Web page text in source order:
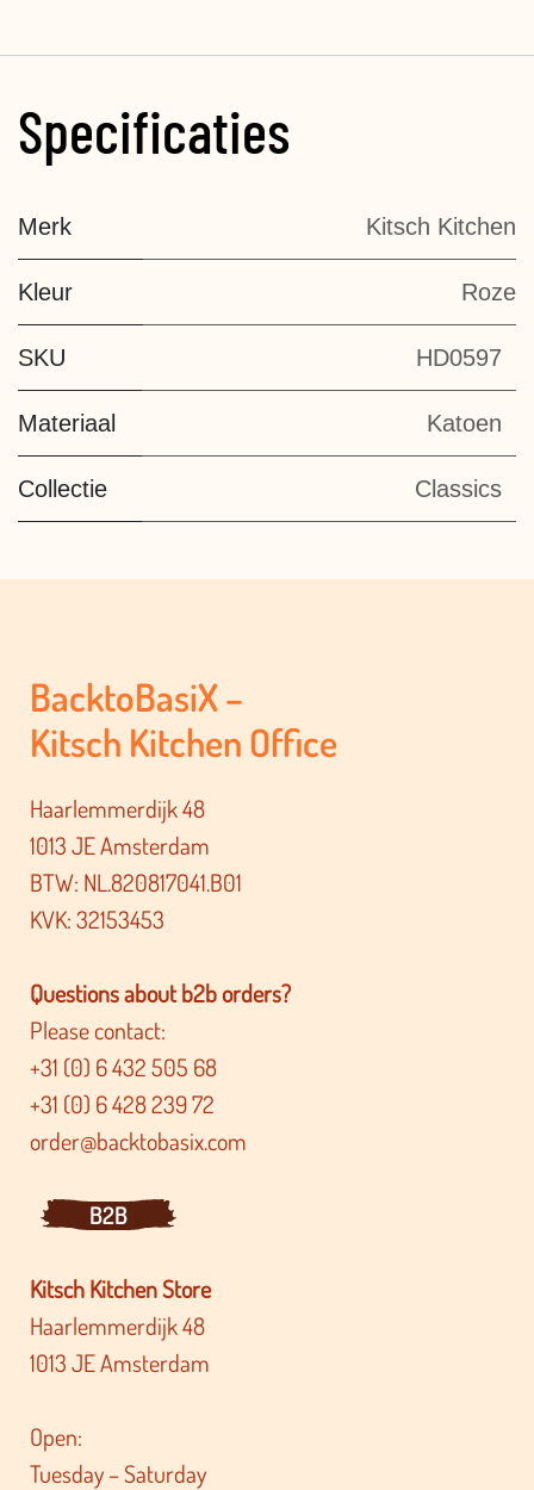
Specificaties
Merk Kitsch Kitchen
Kleur Roze
SKU HD0597
Materiaal Katoen
Collectie Classics
BacktoBasiX –
Kitsch Kitchen Office
Haarlemmerdijk 48
1013 JE Amsterdam
BTW: NL.820817041.B01
KVK: 32153453
Questions about b2b orders?
Please contact:
+31 (0) 6 432 505 68
+31 (0) 6 428 239 72
order@backtobasix.com
B2B
Kitsch Kitchen Store
Haarlemmerdijk 48
1013 JE Amsterdam
Open:
Tuesday – Saturday